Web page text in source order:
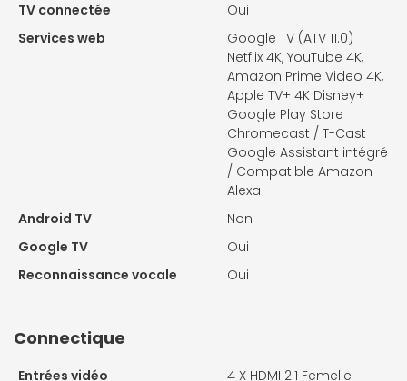
TV connectée
Oui
Services web
Google TV (ATV 11.0)
Netflix 4K, YouTube 4K,
Amazon Prime Video 4K,
Apple TV+ 4K Disney+
Google Play Store
Chromecast / T-Cast
Google Assistant intégré
/ Compatible Amazon
Alexa
Android TV
Non
Google TV
Oui
Reconnaissance vocale
Oui
Connectique
Entrées vidéo 4 X HDMI 2.1 Femelle